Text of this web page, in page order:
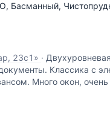
, Басманный,
23с1» ·
Классика с
Много окон, очень